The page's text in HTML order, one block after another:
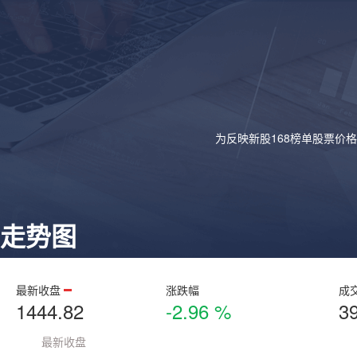
为反映新股168榜单股票价
走势图
最新收盘
1444.82
涨跌幅
-2.96 %
成